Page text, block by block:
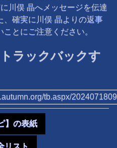
川俣 晶へメッセージを伝達
、確実に川俣 晶よりの返事
とにご注意ください。
ラックバックす
tb.aspx/
】の表紙
リスト